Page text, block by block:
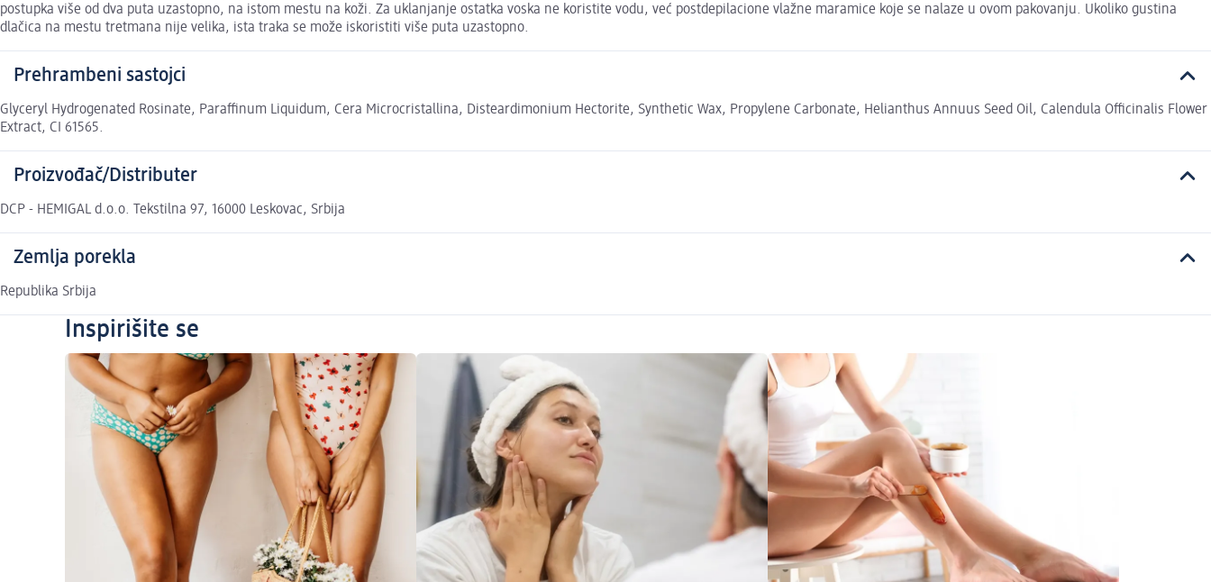
postupka više od dva puta uzastopno, na istom mestu na koži. Za uklanjanje ostatka voska ne koristite vodu, već postdepilacione vlažne maramice koje se nalaze u ovom pakovanju. Ukoliko gustina
dlačica na mestu tretmana nije velika, ista traka se može iskoristiti više puta uzastopno.
Prehrambeni sastojci
Glyceryl Hydrogenated Rosinate, Paraffinum Liquidum, Cera Microcristallina, Disteardimonium Hectorite, Synthetic Wax, Propylene Carbonate, Helianthus Annuus Seed Oil, Calendula Officinalis Flower
Extract, CI 61565.
Proizvođač/Distributer
DCP - HEMIGAL d.o.o. Tekstilna 97, 16000 Leskovac, Srbija
Zemlja porekla
Republika Srbija
Inspirišite se